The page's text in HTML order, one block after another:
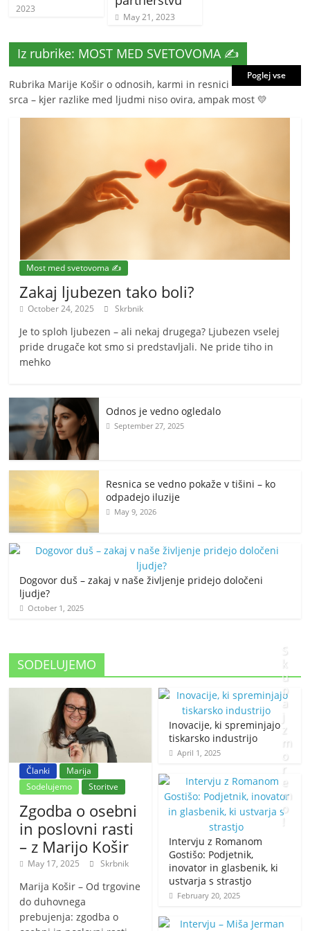
2023
May 21, 2023
Iz rubrike: MOST MED SVETOVOMA ✍️
Poglej vse
Rubrika Marije Košir o odnosih, karmi in resnici
srca – kjer razlike med ljudmi niso ovira, ampak most 💛
Most med svetovoma ✍️
Zakaj ljubezen tako boli?
October 24, 2025 Skrbnik
Je to sploh ljubezen – ali nekaj drugega? Ljubezen vselej
pride drugače kot smo si predstavljali. Ne pride tiho in
mehko
Odnos je vedno ogledalo
September 27, 2025
Resnica se vedno pokaže v tišini – ko
odpadejo iluzije
May 9, 2026
Dogovor duš – zakaj v naše življenje pridejo določeni
ljudje?
October 1, 2025
SODELUJEMO
Članki
Marija
Sodelujemo
Storitve
Zgodba o osebni
in poslovni rasti
– z Marijo Košir
May 17, 2025 Skrbnik
Marija Košir – Od trgovine
do duhovnega
prebujenja: zgodba o
Inovacije, ki spreminjajo
tiskarsko industrijo
April 1, 2025
Intervju z Romanom
Gostišo: Podjetnik,
inovator in glasbenik, ki
ustvarja s strastjo
February 20, 2025
S
k
u
p
a
z
m
o
r
e
m
o
!
r